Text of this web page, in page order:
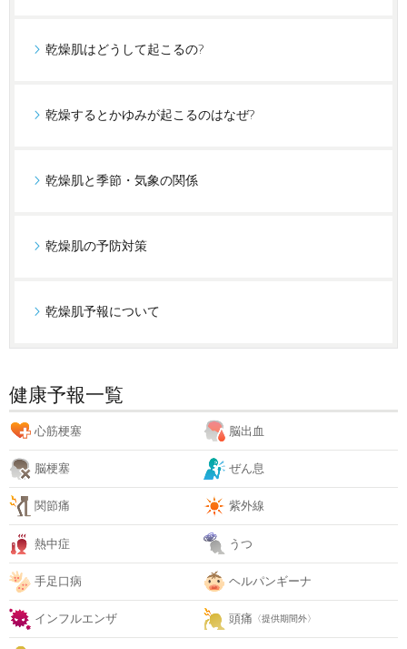
乾燥肌はどうして起こるの?
乾燥するとかゆみが起こるのはなぜ?
乾燥肌と季節・気象の関係
乾燥肌の予防対策
乾燥肌予報について
健康予報一覧
心筋梗塞 脳出血
脳梗塞 ぜん息
関節痛 紫外線
熱中症 うつ
手足口病 ヘルパンギーナ
インフルエンザ 頭痛 〈提供期間外〉